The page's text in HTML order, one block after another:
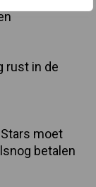
rust in de
moet
betalen